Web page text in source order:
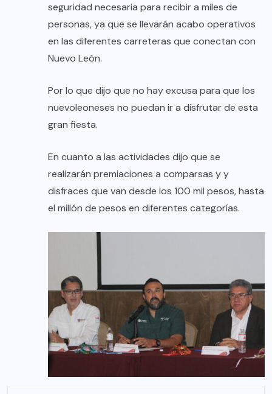
seguridad necesaria para recibir a miles de
personas, ya que se llevarán acabo operativos
en las diferentes carreteras que conectan con
Nuevo León.
Por lo que dijo que no hay excusa para que los
nuevoleoneses no puedan ir a disfrutar de esta
gran fiesta.
En cuanto a las actividades dijo que se
realizarán premiaciones a comparsas y y
disfraces que van desde los 100 mil pesos, hasta
el millón de pesos en diferentes categorías.